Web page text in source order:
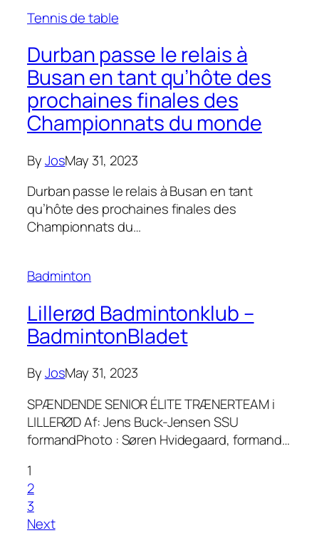
Tennis de table
Durban passe le relais à
Busan en tant qu’hôte des
prochaines finales des
Championnats du monde
ByJosMay 31, 2023
Durban passe le relais à Busan en tant
qu’hôte des prochaines finales des
Championnats du…
Badminton
Lillerød Badmintonklub –
BadmintonBladet
ByJosMay 31, 2023
SPÆNDENDE SENIOR ÉLITE TRÆNERTEAM i
LILLERØD Af: Jens Buck-Jensen SSU
formandPhoto : Søren Hvidegaard, formand…
1
2
3
Next